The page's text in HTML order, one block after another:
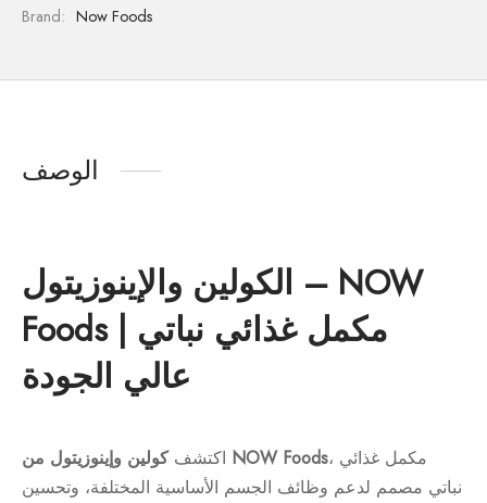
Brand: Now Foods
الوصف
الكولين والإينوزيتول – NOW
Foods | مكمل غذائي نباتي
عالي الجودة
اكتشف كولين وإينوزيتول من NOW Foods، مكمل غذائي
نباتي مصمم لدعم وظائف الجسم الأساسية المختلفة، وتحسين